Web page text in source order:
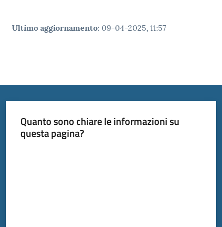
Ultimo aggiornamento: 09-04-2025, 11:57
Quanto sono chiare le informazioni su
questa pagina?